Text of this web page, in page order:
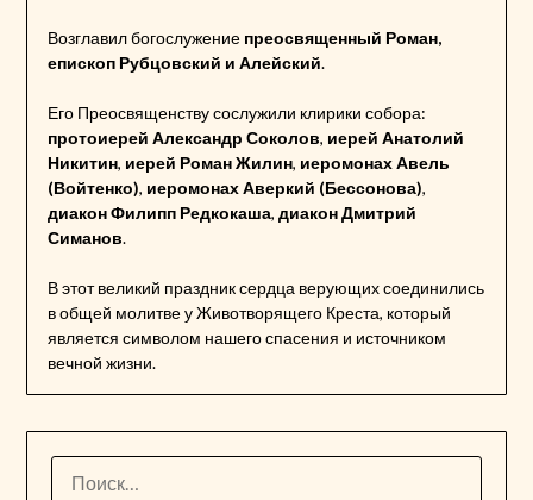
Возглавил богослужение преосвященный Роман,
епископ Рубцовский и Алейский.
Его Преосвященству сослужили клирики собора:
протоиерей Александр Соколов, иерей Анатолий
Никитин, иерей Роман Жилин, иеромонах Авель
(Войтенко), иеромонах Аверкий (Бессонова),
диакон Филипп Редкокаша, диакон Дмитрий
Симанов.
В этот великий праздник сердца верующих соединились
в общей молитве у Животворящего Креста, который
является символом нашего спасения и источником
вечной жизни.